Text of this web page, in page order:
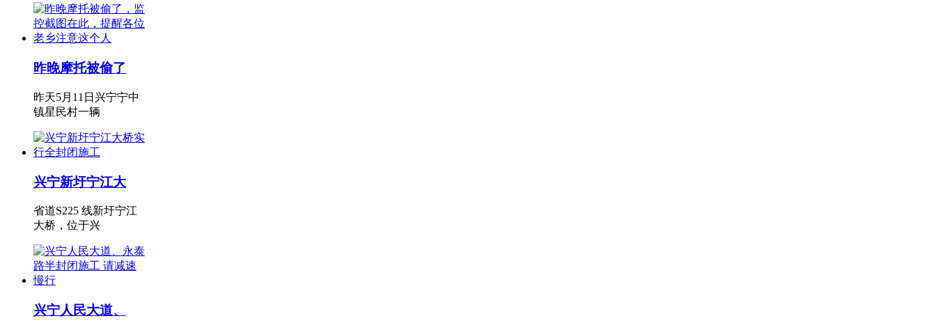
昨晚摩托被偷了
昨天5月11日兴宁宁中
镇星民村一辆
兴宁新圩宁江大
省道S225 线新圩宁江
大桥，位于兴
兴宁人民大道、